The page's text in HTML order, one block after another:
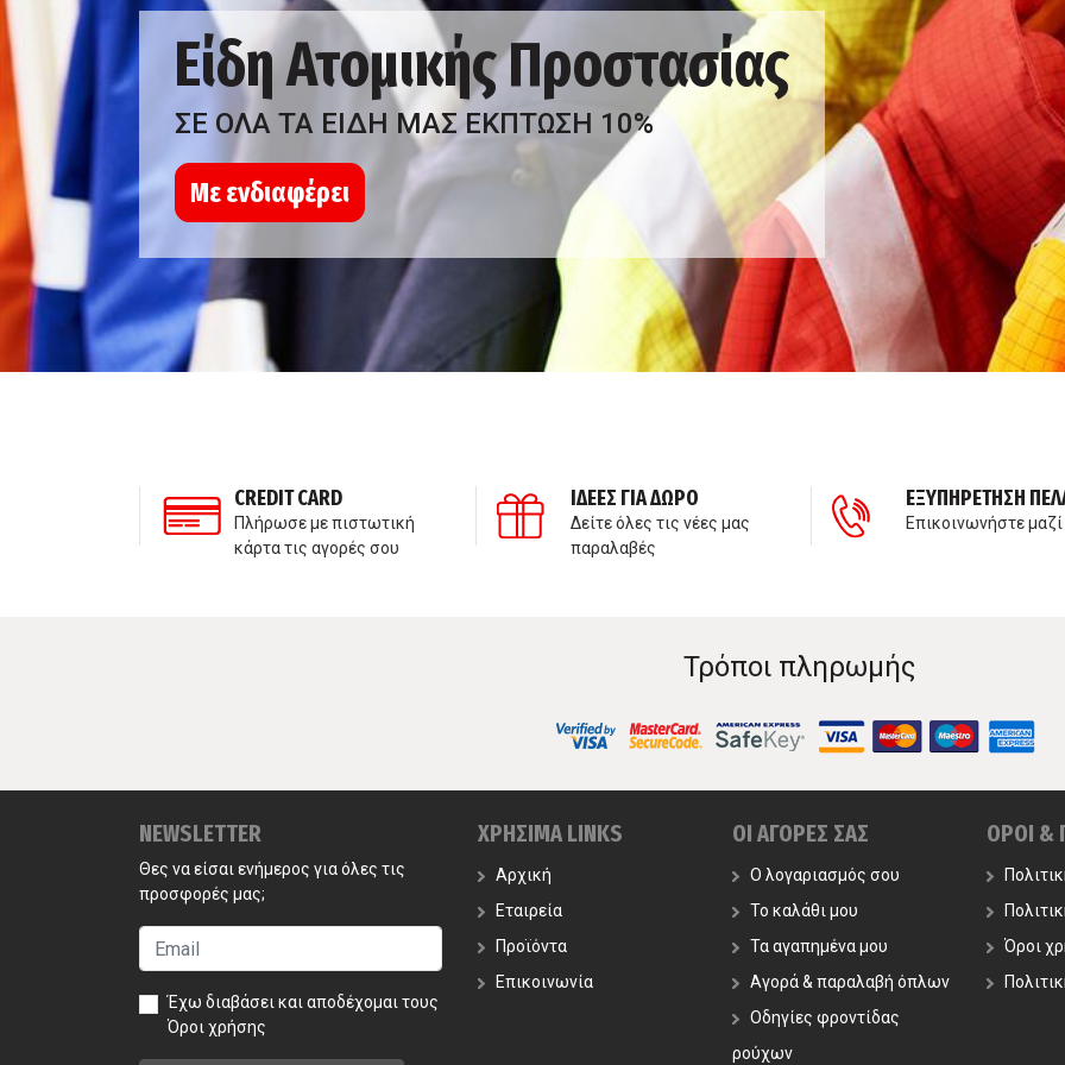
Είδη Ατομικής Προστασίας
ΣΕ ΟΛΑ ΤΑ ΕΙΔΗ ΜΑΣ ΕΚΠΤΩΣΗ 10%
Με ενδιαφέρει
CREDIT CARD
Πλήρωσε με πιστωτική
κάρτα τις αγορές σου
ΙΔΕΕΣ ΓΙΑ ΔΩΡΟ
Δείτε όλες τις νέες μας
παραλαβές
ΕΞΥΠΗΡΕΤΗΣΗ
Επικοινωνήστε
Τρόποι πληρωμής
NEWSLETTER
Θες να είσαι ενήμερος για όλες τις
προσφορές μας;
Έχω διαβάσει και αποδέχομαι τους
Όροι χρήσης
ΧΡΗΣΙΜΑ LINKS
Αρχική
Εταιρεία
Προϊόντα
Επικοινωνία
ΟΙ ΑΓΟΡΕΣ ΣΑΣ
Ο λογαριασμός σου
Το καλάθι μου
Τα αγαπημένα μου
Αγορά & παραλαβή όπλων
Οδηγίες φροντίδας
ρούχων
ΟΡΟΙ &
Όροι